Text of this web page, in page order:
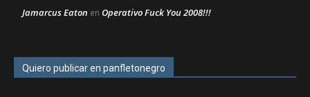
Jamarcus Eaton en Operativo Fuck You 2008!!!
Quiero publicar en panfletonegro